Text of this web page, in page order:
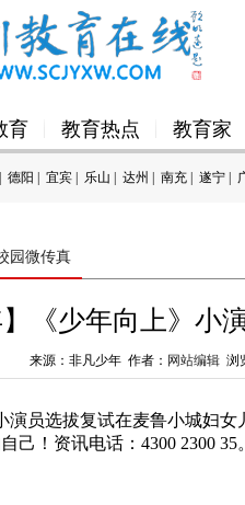
育 教育热点 教育家
德阳 宜宾 乐山 达州 南充 遂宁
园微传真
】《少年向上》小
来源：非凡少年 作者： 网站编辑浏
员选拔复试在麦鲁小城妇女
己！资讯电话：4300 2300 35。